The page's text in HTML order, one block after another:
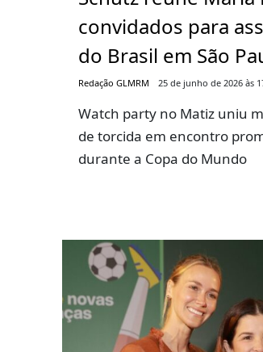
convidados para
do Brasil em São
Redação GLMRM 25 de junho de 2026 às
Watch party no Matiz uniu
de torcida em encontro
durante a Copa do Mundo